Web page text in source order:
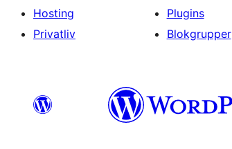
Hosting
Privatliv
Plugins
Blokgrupper